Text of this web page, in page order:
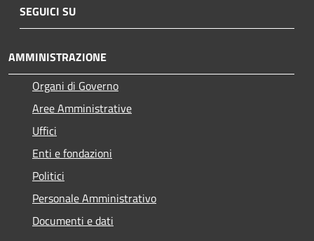
SEGUICI SU
AMMINISTRAZIONE
Organi di Governo
Aree Amministrative
Uffici
Enti e fondazioni
Politici
Personale Amministrativo
Documenti e dati